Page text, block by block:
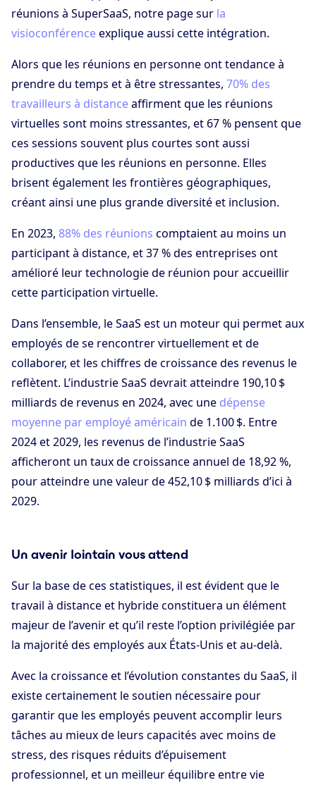
réunions à SuperSaaS, notre page sur la
visioconférenceexplique aussi cette intégration.
Alors que les réunions en personne ont tendance à
prendre du temps et à être stressantes, 70% des
travailleurs à distanceaffirment que les réunions
virtuelles sont moins stressantes, et 67 % pensent que
ces sessions souvent plus courtes sont aussi
productives que les réunions en personne. Elles
brisent également les frontières géographiques,
créant ainsi une plus grande diversité et inclusion.
En 2023, 88% des réunions comptaient au moins un
participant à distance, et 37 % des entreprises ont
amélioré leur technologie de réunion pour accueillir
cette participation virtuelle.
Dans l’ensemble, le SaaS est un moteur qui permet aux
employés de se rencontrer virtuellement et de
collaborer, et les chiffres de croissance des revenus le
reflètent. L’industrie SaaS devrait atteindre 190,10 $
milliards de revenus en 2024, avec une dépense
moyenne par employé américain de 1.100 $. Entre
2024 et 2029, les revenus de l’industrie SaaS
afficheront un taux de croissance annuel de 18,92 %,
pour atteindre une valeur de 452,10 $ milliards d’ici à
2029.
Un avenir lointain vous attend
Sur la base de ces statistiques, il est évident que le
travail à distance et hybride constituera un élément
majeur de l’avenir et qu’il reste l’option privilégiée par
la majorité des employés aux États-Unis et au-delà.
Avec la croissance et l’évolution constantes du SaaS, il
existe certainement le soutien nécessaire pour
garantir que les employés peuvent accomplir leurs
tâches au mieux de leurs capacités avec moins de
stress, des risques réduits d’épuisement
professionnel, et un meilleur équilibre entre vie